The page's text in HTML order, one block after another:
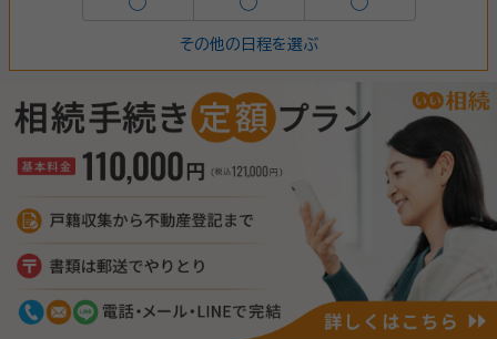
その他の日程を選ぶ